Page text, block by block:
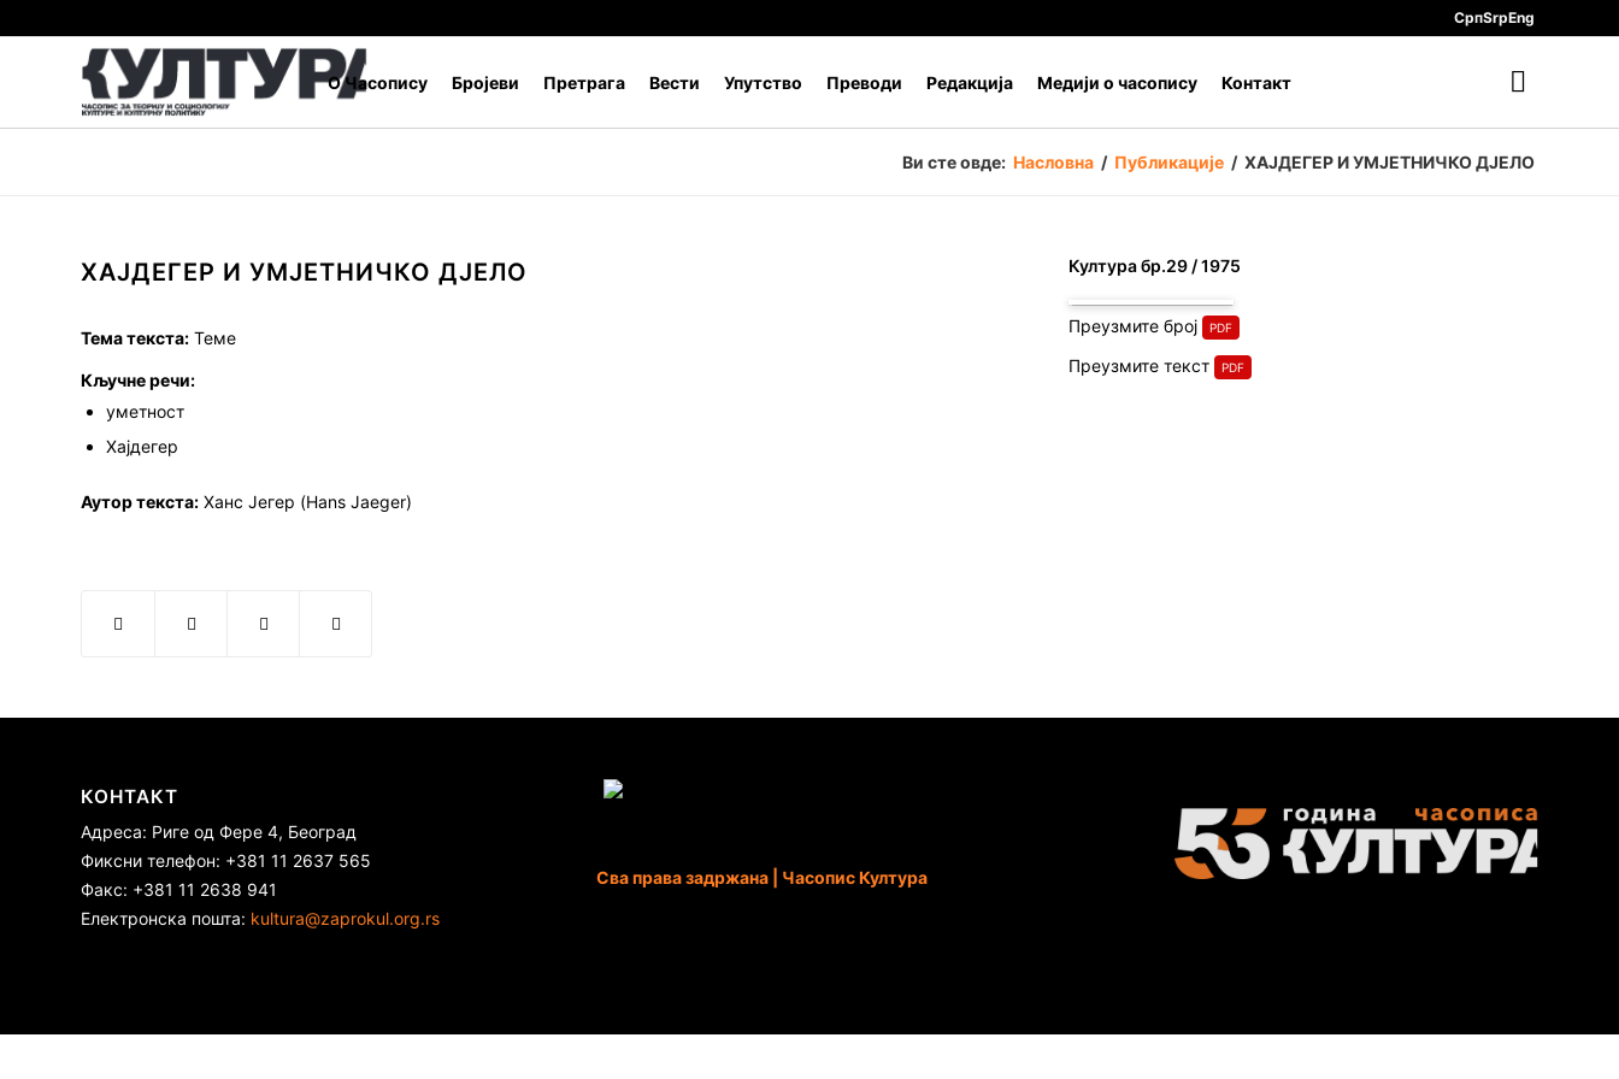
СрпSrpEng
О Часопису Бројеви Претрага Вести Упутство Преводи Редакција Медији о часопису Контакт
Ви сте овде: Насловна / Публикације / ХАЈДЕГЕР И УМЈЕТНИЧКО ДЈЕЛО
ХАЈДЕГЕР И УМЈЕТНИЧКО ДЈЕЛО
Тема текста: Теме
Кључне речи:
уметност
Хајдегер
Аутор текста: Ханс Јегер (Hans Jaeger)
Култура бр.29 / 1975
Преузмите број
Преузмите текст
КОНТАКТ
Адреса: Риге од Фере 4, Београд
Фиксни телефон: +381 11 2637 565
Факс: +381 11 2638 941
Електронска пошта: kultura@zaprokul.org.rs
Сва права задржана | Часопис Култура